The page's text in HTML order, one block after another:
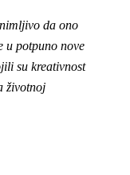
da ono
u potpuno nove
su kreativnost
životnoj